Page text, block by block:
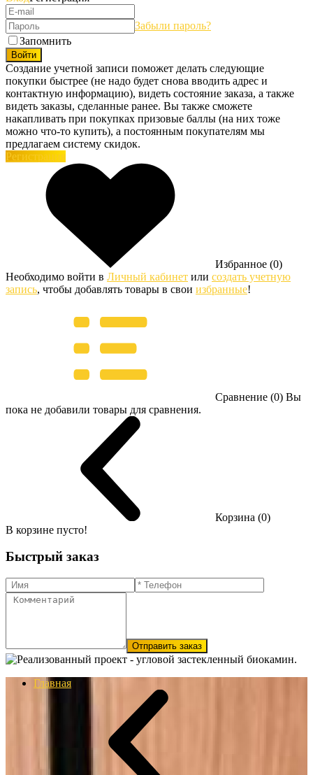
Забыли пароль?
Запомнить
Войти
Создание учетной записи поможет делать следующие
покупки быстрее (не надо будет снова вводить адрес и
контактную информацию), видеть состояние заказа, а также
видеть заказы, сделанные ранее. Вы также сможете
накапливать при покупках призовые баллы (на них тоже
можно что-то купить), а постоянным покупателям мы
предлагаем систему скидок.
Регистрация
Избранное (0)
Необходимо войти в Личный кабинет или создать учетную
запись, чтобы добавлять товары в свои избранные!
Сравнение (0) Вы
пока не добавили товары для сравнения.
Корзина (0)
В корзине пусто!
Быстрый заказ
Отправить заказ
Главная